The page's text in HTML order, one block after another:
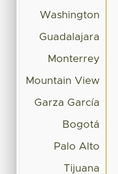
Washington
Guadalajara
Monterrey
Mountain View
Garza García
Bogotá
Palo Alto
Tijuana